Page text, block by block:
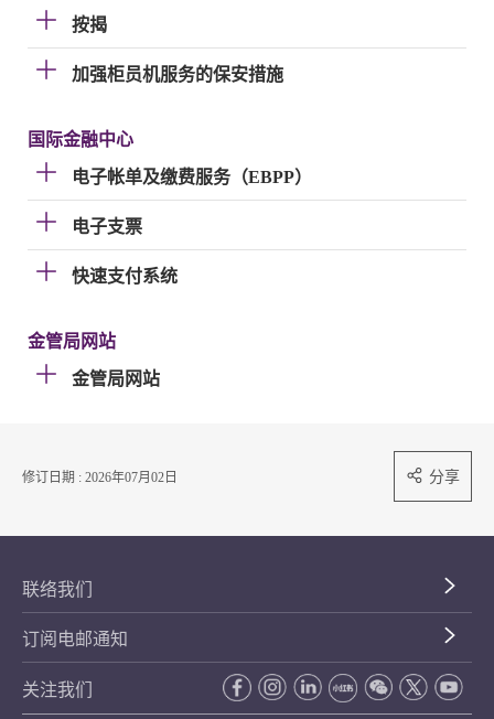
按揭
加强柜员机服务的保安措施
国际金融中心
电子帐单及缴费服务（EBPP）
电子支票
快速支付系统
金管局网站
金管局网站
修订日期 : 2026年07月02日 分享
联络我们
订阅电邮通知
关注我们